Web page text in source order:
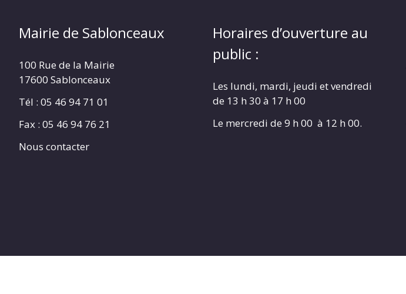
Mairie de Sablonceaux
100 Rue de la Mairie
17600 Sablonceaux
Tél : 05 46 94 71 01
Fax : 05 46 94 76 21
Nous contacter
Horaires d’ouverture au
public :
Les lundi, mardi, jeudi et vendredi
de 13 h 30 à 17 h 00
Le mercredi de 9 h 00 à 12 h 00.